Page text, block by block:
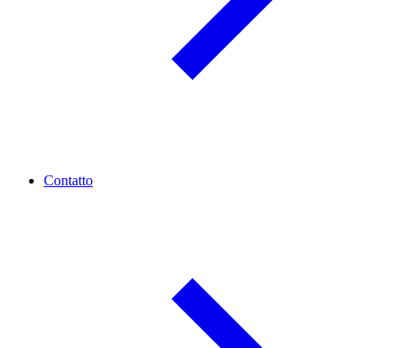
Contatto